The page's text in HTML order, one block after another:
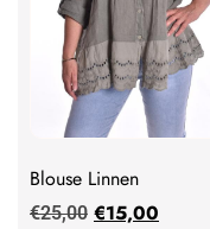
Blouse Linnen
€25,00 €15,00